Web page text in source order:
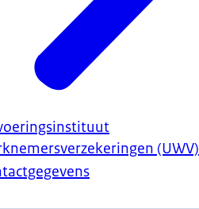
(UWV)